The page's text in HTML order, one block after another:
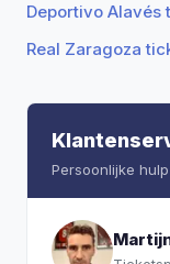
Deportivo Alavés
Real Zaragoza
Persoonlijke